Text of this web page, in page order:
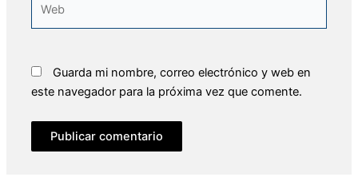
Guarda mi nombre, correo electrónico y web en
este navegador para la próxima vez que comente.